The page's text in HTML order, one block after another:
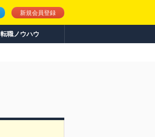
新規会員登録
転職ノウハウ